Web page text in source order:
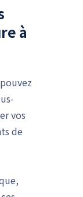
à
vos
de